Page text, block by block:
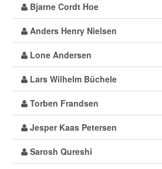
Bjarne Cordt Hoe
Anders Henry Nielsen
Lone Andersen
Lars Wilhelm Büchele
Torben Frandsen
Jesper Kaas Petersen
Sarosh Qureshi